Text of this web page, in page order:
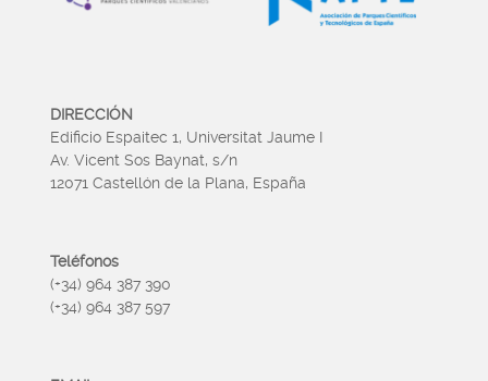
DIRECCIÓN
Edificio Espaitec 1, Universitat Jaume I
Av. Vicent Sos Baynat, s/n
12071 Castellón de la Plana, España
Teléfonos
(+34) 964 387 390
(+34) 964 387 597